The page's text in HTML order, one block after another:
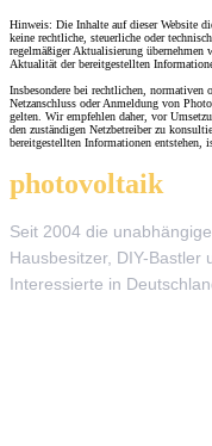
Hinweis: Die Inhalte auf dieser Website
keine rechtliche, steuerliche oder
regelmäßiger Aktualisierung
Aktualität der bereitgestellten
Insbesondere bei rechtlichen, normativen
Netzanschluss oder Anmeldung von
gelten. Wir empfehlen daher, vor
den zuständigen Netzbetreiber zu
bereitgestellten Informationen entstehen,
photovoltaik
Seit 2004 die
Hausbesitzer, DIY-Bastler
Interessierte in